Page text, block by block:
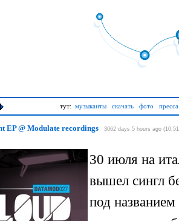
тут: музыканты скачать фото пресса
EP @ Modulate recordings 3062 days 5 hours ago
30 июля на
вышел сингл
под